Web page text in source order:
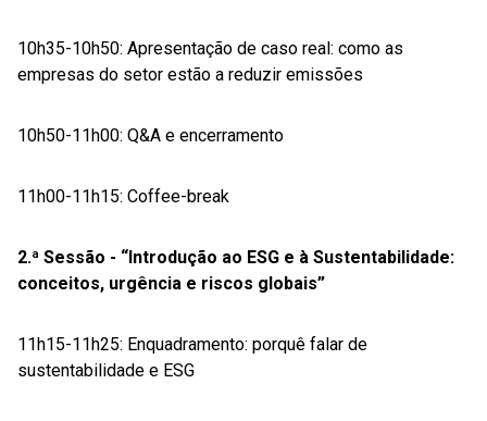
10h35-10h50: Apresentação de caso real: como as
empresas do setor estão a reduzir emissões
10h50-11h00: Q&A e encerramento
11h00-11h15: Coffee-break
2.ª Sessão - “Introdução ao ESG e à Sustentabilidade:
conceitos, urgência e riscos globais”
11h15-11h25: Enquadramento: porquê falar de
sustentabilidade e ESG